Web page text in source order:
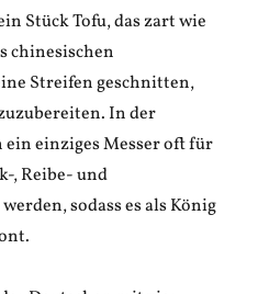
Stück Tofu, das zart wie
chinesischen
Streifen geschnitten,
In der
einziges Messer oft für
, Reibe- und
sodass es als König